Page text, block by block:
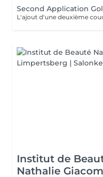
Second Application
Institut de
Nathalie